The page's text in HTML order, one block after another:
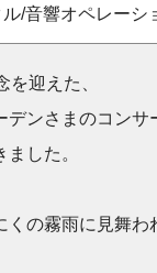
/音響オペレーシ
を迎えた、
デンさまのコンサ
した。
くの霧雨に見舞わ